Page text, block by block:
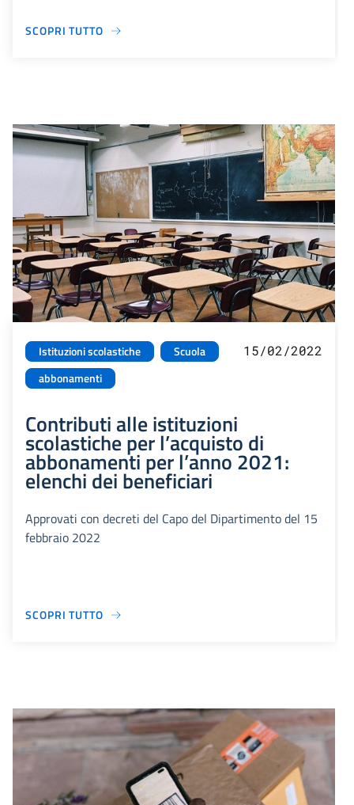
SCOPRI TUTTO
Istituzioni scolastiche
Scuola
abbonamenti
15/02/2022
Contributi alle istituzioni
scolastiche per l’acquisto di
abbonamenti per l’anno 2021:
elenchi dei beneficiari
Approvati con decreti del Capo del Dipartimento del 15
febbraio 2022
SCOPRI TUTTO